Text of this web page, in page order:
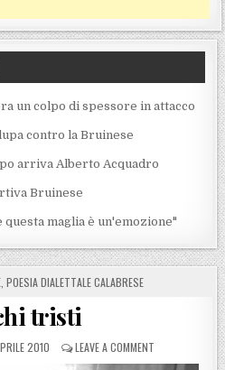
un colpo di spessore in attacco
contro la Bruinese
arriva Alberto Acquadro
Bruinese
questa maglia è un'emozione"
, POESIA DIALETTALE CALABRESE
tristi
ON2010 LEAVE A COMMENTON OCCHI